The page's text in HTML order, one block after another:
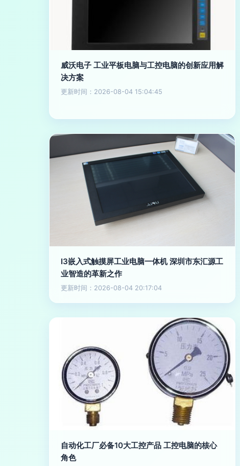
威沃电子 工业平板电脑与工控电脑的创新应用解
决方案
更新时间：2026-08-04 15:04:45
I3嵌入式触摸屏工业电脑一体机 深圳市东汇源工
业智造的革新之作
更新时间：2026-08-04 20:17:04
自动化工厂必备10大工控产品 工控电脑的核心
角色